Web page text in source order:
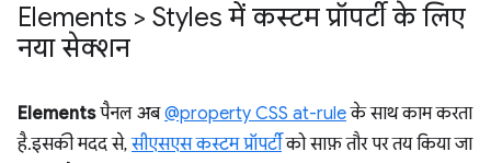
Elements > Styles में कस्टम प्रॉपर्टी के लिए
नया सेक्शन
Elementsपैनल अब@property CSS at-ruleके साथ काम करता
है. इसकी मदद से,सीएसएस कस्टम प्रॉपर्टीको साफ़ तौर पर तय किया जा